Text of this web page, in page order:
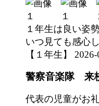
１年生は良い姿
いつ見ても感心
【１年生】
警察音楽隊
代表の児童がお